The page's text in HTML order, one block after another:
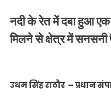
नदी के रेत में दबा हुआ
मिलने से क्षेत्र में
उधम सिंह राठौर –प्रधान